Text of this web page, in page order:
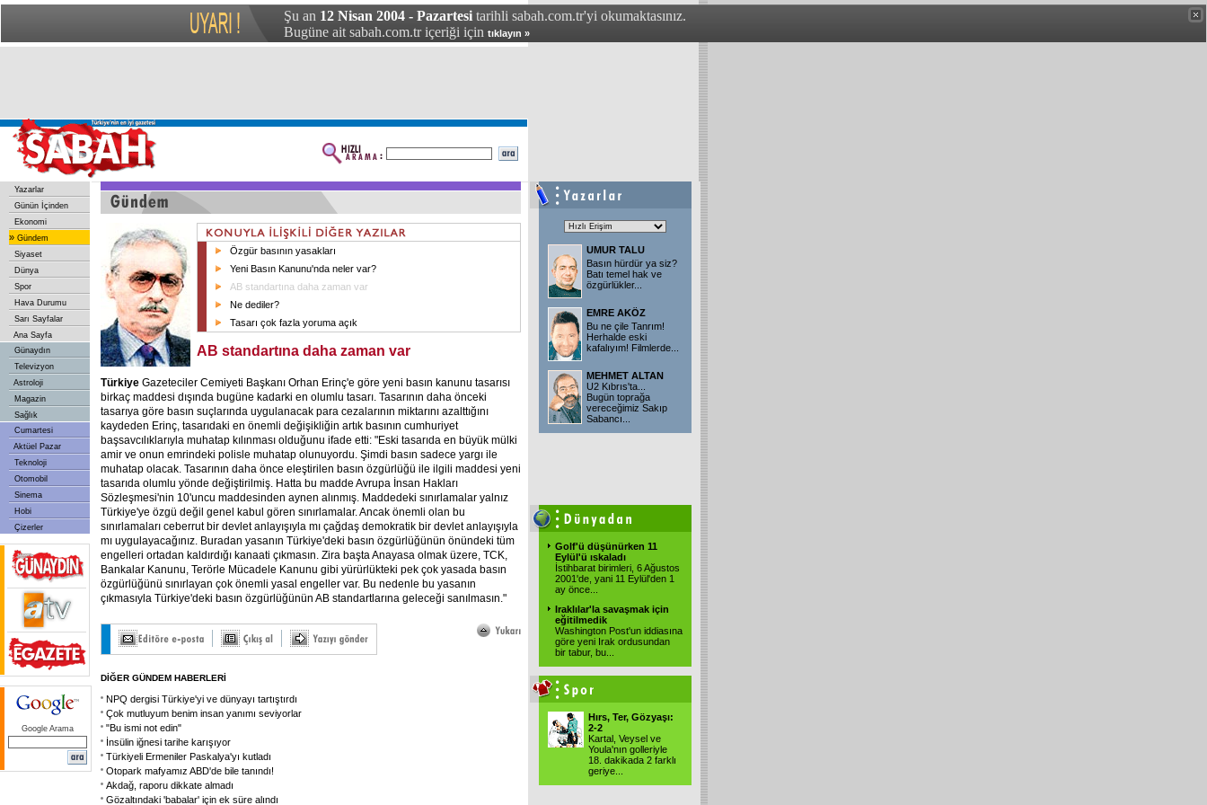
Şu an 12 Nisan 2004 - Pazartesi tarihli sabah.com.tr'yi okumaktasınız.
Bugüne ait sabah.com.tr içeriği için tıklayın »
Yazarlar
Günün İçinden
Ekonomi
» Gündem
Siyaset
Dünya
Spor
Hava Durumu
Sarı Sayfalar
Ana Sayfa
Günaydın
Televizyon
Astroloji
Magazin
Sağlık
Cumartesi
Aktüel Pazar
Teknoloji
Otomobil
Sinema
Hobi
Çizerler
Google Arama
Özgür basının yasakları
Yeni Basın Kanunu'nda neler var?
AB standartına daha zaman var
Ne dediler?
Tasarı çok fazla yoruma açık
AB standartına daha zaman var
Türkiye Gazeteciler Cemiyeti Başkanı Orhan Erinç'e göre yeni basın kanunu tasarısı
birkaç maddesi dışında bugüne kadarki en olumlu tasarı. Tasarının daha önceki
tasarıya göre basın suçlarında uygulanacak para cezalarının miktarını azalttığını
kaydeden Erinç, tasarıdaki en önemli değişikliğin artık basının cumhuriyet
başsavcılıklarıyla muhatap kılınması olduğunu ifade etti: "Eski tasarıda en büyük mülki
amir ve onun emrindeki polisle muhatap olunuyordu. Şimdi basın sadece yargı ile
muhatap olacak. Tasarının daha önce eleştirilen basın özgürlüğü ile ilgili maddesi yeni
tasarıda olumlu yönde değiştirilmiş. Hatta bu madde Avrupa İnsan Hakları
Sözleşmesi'nin 10'uncu maddesinden aynen alınmış. Maddedeki sınırlamalar yalnız
Türkiye'ye özgü değil genel kabul gören sınırlamalar. Ancak önemli olan bu
sınırlamaları ceberrut bir devlet anlayışıyla mı çağdaş demokratik bir devlet anlayışıyla
mı uygulayacağınız. Buradan yasanın Türkiye'deki basın özgürlüğünün önündeki tüm
engelleri ortadan kaldırdığı kanaati çıkmasın. Zira başta Anayasa olmak üzere, TCK,
Bankalar Kanunu, Terörle Mücadele Kanunu gibi yürürlükteki pek çok yasada basın
özgürlüğünü sınırlayan çok önemli yasal engeller var. Bu nedenle bu yasanın
çıkmasıyla Türkiye'deki basın özgürlüğünün AB standartlarına geleceği sanılmasın."
DİĞER GÜNDEM HABERLERİ
NPQ dergisi Türkiye'yi ve dünyayı tartıştırdı
Çok mutluyum benim insan yanımı seviyorlar
"Bu ismi not edin"
İnsülin iğnesi tarihe karışıyor
Türkiyeli Ermeniler Paskalya'yı kutladı
Otopark mafyamız ABD'de bile tanındı!
Akdağ, raporu dikkate almadı
Gözaltındaki 'babalar' için ek süre alındı
UMUR TALU
Basın hürdür ya siz?
Batı temel hak ve
özgürlükler...
EMRE AKÖZ
Bu ne çile Tanrım!
Herhalde eski
kafalıyım! Filmlerde
MEHMET ALTAN
U2 Kıbrıs'ta...
Bugün toprağa
vereceğimiz Sakıp
Sabancı
Golf'ü düşünürken 11
Eylül'ü ıskaladı
İstihbarat birimleri, 6 Ağustos
2001'de, yani 11 Eylül'den 1
ay önce
Iraklılar'la savaşmak için
eğitilmedik
Washington Post'un iddiasına
göre yeni Irak ordusundan
bir tabur, bu
Hırs, Ter, Gözyaşı:
2-2
Kartal, Veysel ve
Youla'nın golleriyle
18. dakikada 2 farklı
geriye